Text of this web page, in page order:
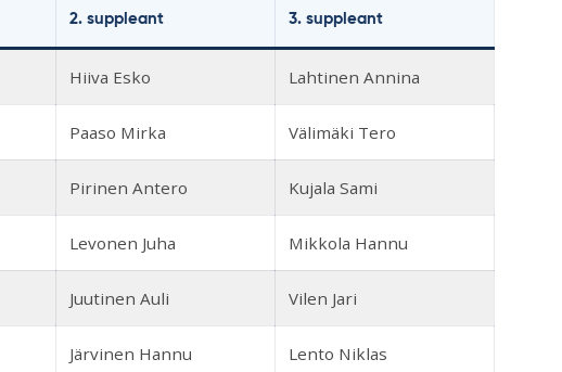
2. suppleant 3. suppleant
Hiiva Esko Lahtinen Annina
Paaso Mirka Välimäki Tero
Pirinen Antero Kujala Sami
Levonen Juha Mikkola Hannu
Juutinen Auli Vilen Jari
Järvinen Hannu Lento Niklas